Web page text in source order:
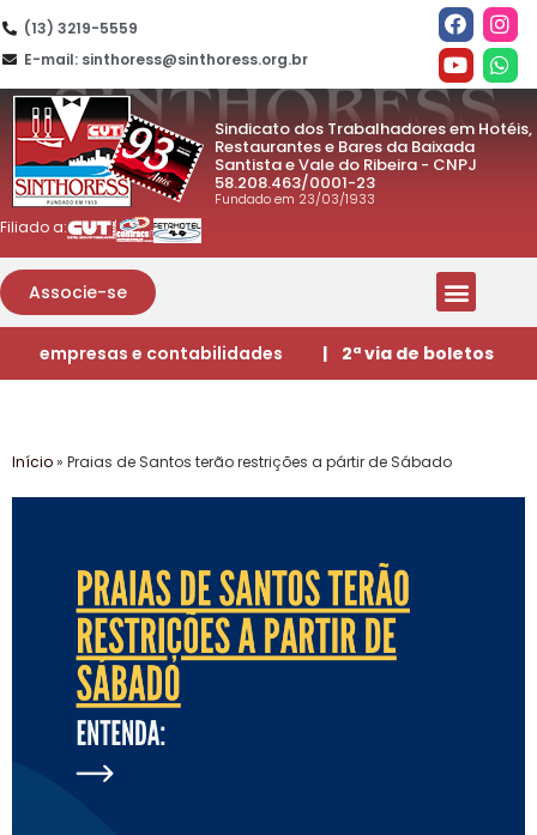
(13) 3219-5559
E-mail: sinthoress@sinthoress.org.br
Sindicato dos Trabalhadores em Hotéis,
Restaurantes e Bares da Baixada
Santista e Vale do Ribeira - CNPJ
58.208.463/0001-23
Fundado em 23/03/1933
Filiado a:
Associe-se
empresas e contabilidades | 2ª via de boletos
Início» Praias de Santos terão restrições a pártir de Sábado